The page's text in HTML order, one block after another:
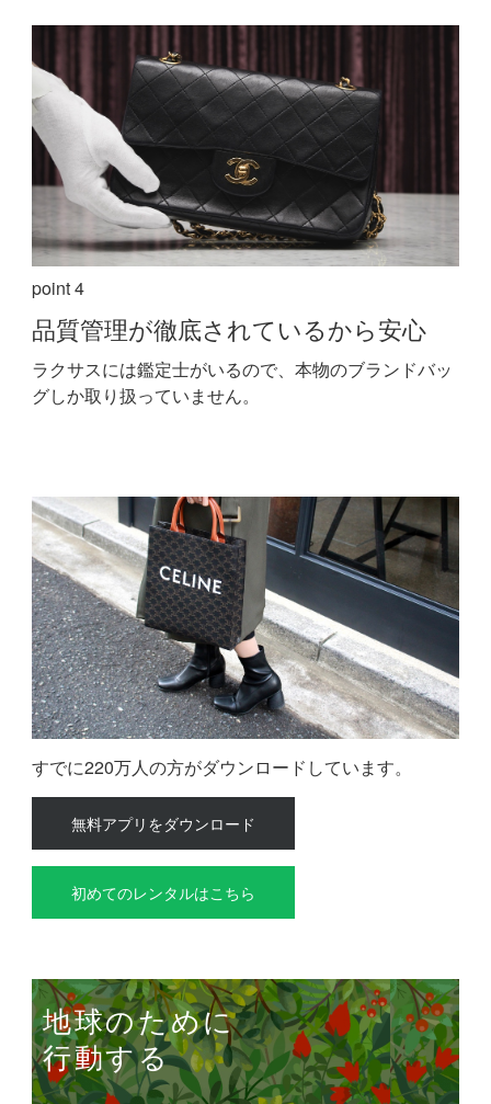
point 4
品質管理が徹底されているから安心
ラクサスには鑑定士がいるので、本物のブランドバッ
グしか取り扱っていません。
すでに220万人の方がダウンロードしています。
無料アプリをダウンロード
初めてのレンタルはこちら
地球のために
行動する